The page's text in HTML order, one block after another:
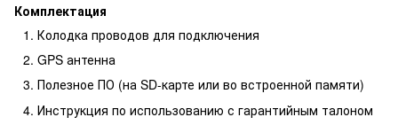
Комплектация
Колодка проводов для подключения
GPS антенна
Полезное ПО (на SD-карте или во встроенной памяти)
Инструкция по использованию с гарантийным талоном